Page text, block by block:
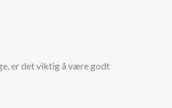
er det viktig å være godt